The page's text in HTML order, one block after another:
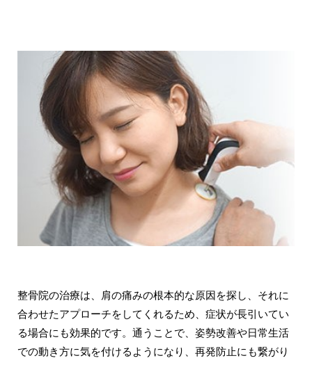
整骨院の治療は、肩の痛みの根本的な原因を探し、それに
合わせたアプローチをしてくれるため、症状が長引いてい
る場合にも効果的です。通うことで、姿勢改善や日常生活
での動き方に気を付けるようになり、再発防止にも繋がり